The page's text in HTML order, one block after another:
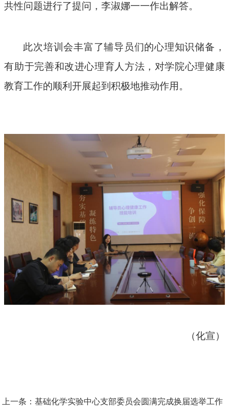
共性问题进行了提问，李淑娜一一作出解答。
此次培训会丰富了辅导员们的心理知识储备，
有助于完善和改进心理育人方法，对学院心理健康
教育工作的顺利开展起到积极地推动作用。
（化宣）
上一条：基础化学实验中心支部委员会圆满完成换届选举工作